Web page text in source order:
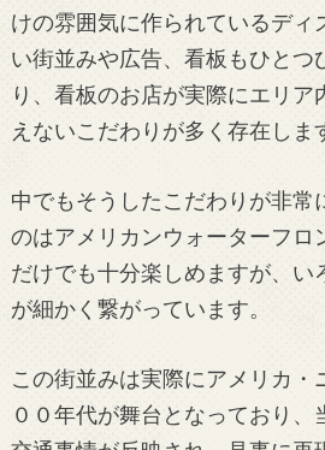
けの雰囲気に作られているディ
い街並みや広告、看板もひとつ
り、看板のお店が実際にエリ
えないこだわりが多く存在しま
中でもそうしたこだわりが非常
のはアメリカンウォーターフロ
だけでも十分楽しめますが、い
が細かく繋がっています。
この街並みは実際にアメリカ・
００年代が舞台となっており、